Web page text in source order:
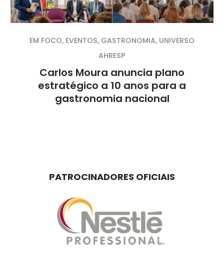
Carlos Moura anuncia plano
estratégico a 10 anos para a
gastronomia nacional
EM FOCO, EVENTOS, GASTRONOMIA, UNIVERSO
AHRESP
PATROCINADORES OFICIAIS